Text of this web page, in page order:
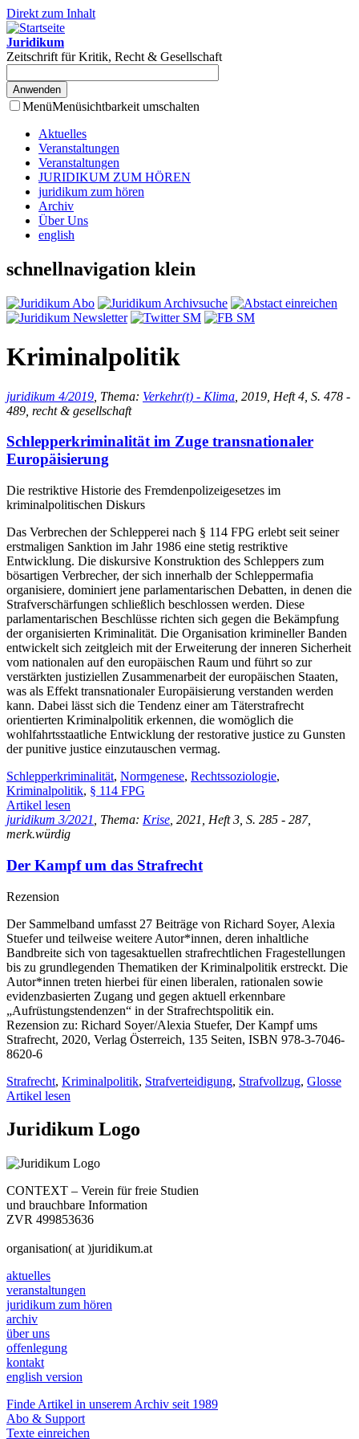
Direkt zum Inhalt
Juridikum
Zeitschrift für Kritik, Recht & Gesellschaft
MenüMenüsichtbarkeit umschalten
Aktuelles
Veranstaltungen
Veranstaltungen
JURIDIKUM ZUM HÖREN
juridikum zum hören
Archiv
Über Uns
english
schnellnavigation klein
Kriminalpolitik
juridikum 4/2019 , Thema: Verkehr(t) - Klima , 2019, Heft 4, S. 478 -
489, recht & gesellschaft
Schlepperkriminalität im Zuge transnationaler
Europäisierung
Die restriktive Historie des Fremdenpolizeigesetzes im
kriminalpolitischen Diskurs
Das Verbrechen der Schlepperei nach § 114 FPG erlebt seit seiner
erstmaligen Sanktion im Jahr 1986 eine stetig restriktive
Entwicklung. Die diskursive Konstruktion des Schleppers zum
bösartigen Verbrecher, der sich innerhalb der Schleppermafia
organisiere, dominiert jene parlamentarischen Debatten, in denen die
Strafverschärfungen schließlich beschlossen werden. Diese
parlamentarischen Beschlüsse richten sich gegen die Bekämpfung
der organisierten Kriminalität. Die Organisation krimineller Banden
entwickelt sich zeitgleich mit der Erweiterung der inneren Sicherheit
vom nationalen auf den europäischen Raum und führt so zur
verstärkten justiziellen Zusammenarbeit der europäischen Staaten,
was als Effekt transnationaler Europäisierung verstanden werden
kann. Dabei lässt sich die Tendenz einer am Täterstrafrecht
orientierten Kriminalpolitik erkennen, die womöglich die
wohlfahrtsstaatliche Entwicklung der restorative justice zu Gunsten
der punitive justice einzutauschen vermag.
Schlepperkriminalität, Normgenese, Rechtssoziologie,
Kriminalpolitik, § 114 FPG
Artikel lesen
juridikum 3/2021
, Thema: Krise , 2021, Heft 3, S. 285 - 287,
merk.würdig
Der Kampf um das Strafrecht
Rezension
Der Sammelband umfasst 27 Beiträge von Richard Soyer, Alexia
Stuefer und teilweise weitere Autor*innen, deren inhaltliche
Bandbreite sich von tagesaktuellen strafrechtlichen Fragestellungen
bis zu grundlegenden Thematiken der Kriminalpolitik erstreckt. Die
Autor*innen treten hierbei für einen liberalen, rationalen sowie
evidenzbasierten Zugang und gegen aktuell erkennbare
„Aufrüstungstendenzen“ in der Strafrechtspolitik ein.
Rezension zu: Richard Soyer/Alexia Stuefer, Der Kampf ums
Strafrecht, 2020, Verlag Österreich, 135 Seiten, ISBN 978-3-7046-
8620-6
Strafrecht, Kriminalpolitik, Strafverteidigung, Strafvollzug, Glosse
Artikel lesen
Juridikum Logo
CONTEXT – Verein für freie Studien
und brauchbare Information
ZVR 499853636
organisation( at )juridikum.at
aktuelles
veranstaltungen
juridikum zum hören
archiv
über uns
offenlegung
kontakt
english version
Finde Artikel in unserem Archiv seit 1989
Abo & Support
Texte einreichen